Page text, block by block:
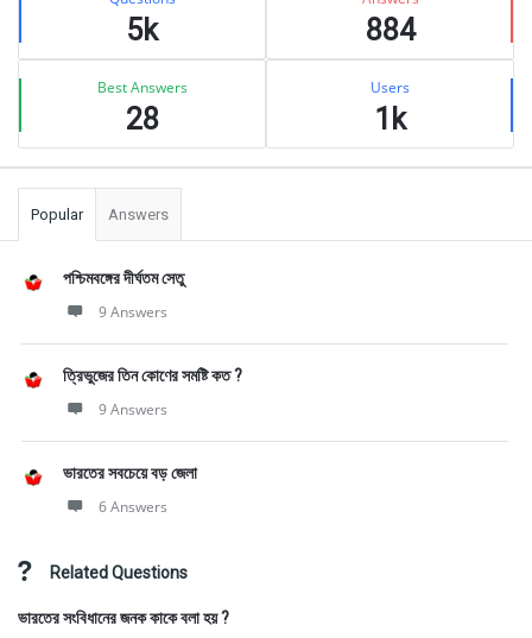
5k 884
Best Answers
28
Users
1k
Popular Answers
পশ্চিমবঙ্গের দীর্ঘতম সেতু
9 Answers
ত্রিভুজের তিন কোণের সমষ্টি কত ?
9 Answers
ভারতের সবচেয়ে বড় জেলা
6 Answers
Related Questions
ভারতের সংবিধানের জনক কাকে বলা হয় ?